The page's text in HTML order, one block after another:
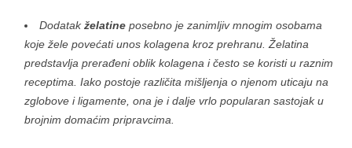
Dodatakželatine posebno je zanimljiv mnogim osobama
koje žele povećati unos kolagena kroz prehranu. Želatina
predstavlja prerađeni oblik kolagena i često se koristi u raznim
receptima. Iako postoje različita mišljenja o njenom uticaju na
zglobove i ligamente, ona je i dalje vrlo popularan sastojak u
brojnim domaćim pripravcima.